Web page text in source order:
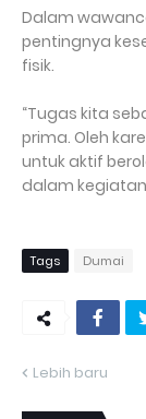
Dalam
pentingnya
fisik.
“Tugas kita
prima. Oleh
untuk aktif
dalam kegiatan
Tags Dumai
Lebih baru